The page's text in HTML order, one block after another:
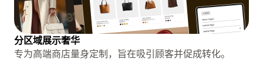
分区域展示奢华
专为高端商店量身定制，旨在吸引顾客并促成转化。